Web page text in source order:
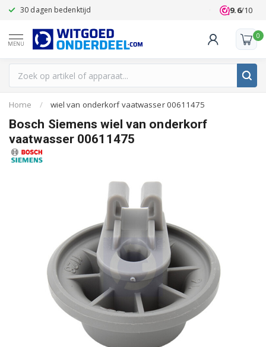
30 dagen bedenktijd Klanten
9.6/10
MENU
0
Home / wiel van onderkorf vaatwasser 00611475
Bosch Siemens wiel van onderkorf
vaatwasser 00611475